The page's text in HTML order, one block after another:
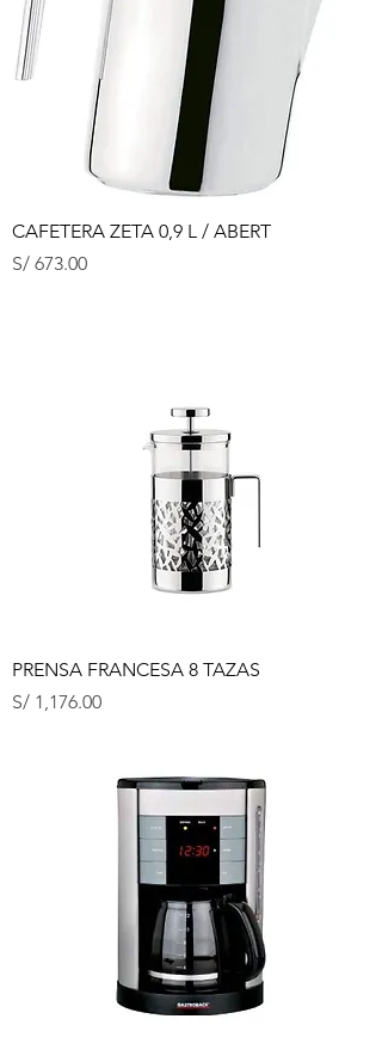
CAFETERA ZETA 0,9 L / ABERT
Precio
S/ 673.00
PRENSA FRANCESA 8 TAZAS
Precio
S/ 1,176.00